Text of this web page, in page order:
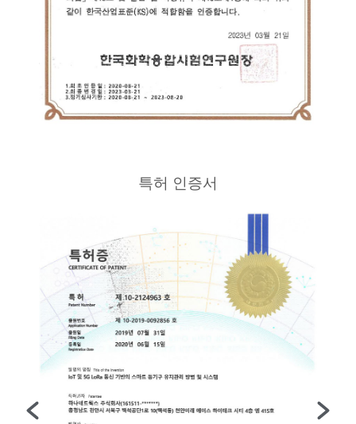
특허 인증서